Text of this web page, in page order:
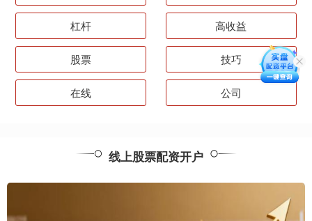
杠杆 高收益
股票 技巧
在线 公司
线上股票配资开户